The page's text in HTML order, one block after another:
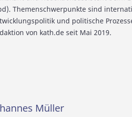
Themenschwerpunkte sind
und politische
von kath.de seit Mai 2019.
Müller